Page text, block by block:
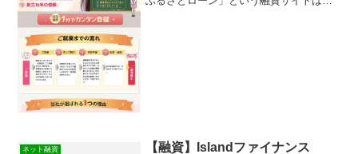
ネット融資 【融資】Islandファイナンス